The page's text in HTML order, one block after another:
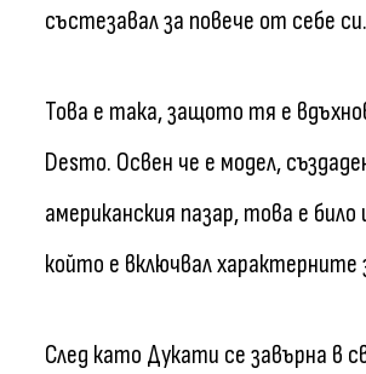
състезавал за повече от себе си.
Това е така, защото тя е
Desmo. Освен че е модел,
американския пазар, това е
който е включвал
След като Дукати се завърна в